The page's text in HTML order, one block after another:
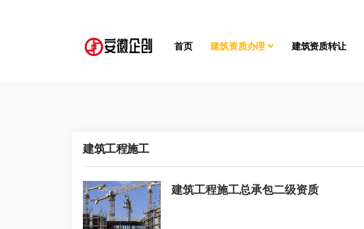
首页 建筑资质办理 建筑资质转让
建筑工程施工
建筑工程施工总承包二级资质